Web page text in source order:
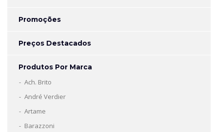
Promoções
Preços Destacados
Produtos Por Marca
Ach. Brito
André Verdier
Artame
Barazzoni